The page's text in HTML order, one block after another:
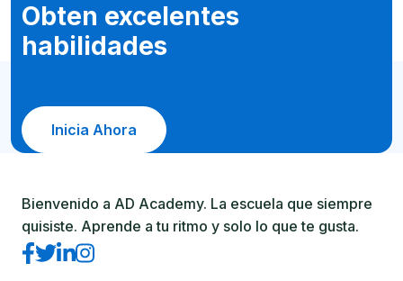
Obten excelentes
habilidades
Inicia Ahora
Bienvenido a AD Academy. La escuela que siempre
quisiste. Aprende a tu ritmo y solo lo que te gusta.